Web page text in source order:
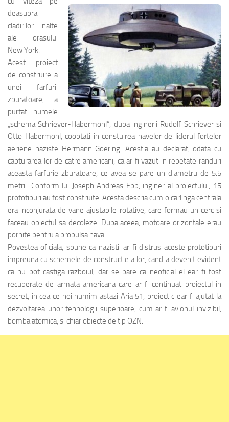
deasupra
cladirilor inalte
ale orasului
New York.
Acest proiect
de construire a
unei farfurii
zburatoare, a
purtat numele
„schema Schriever-Habermohl”, dupa inginerii Rudolf Schriever si
Otto Habermohl, cooptati in constuirea navelor de liderul fortelor
aeriene naziste Hermann Goering. Acestia au declarat, odata cu
capturarea lor de catre americani, ca ar fi vazut in repetate randuri
aceasta farfurie zburatoare, ce avea se pare un diametru de 5.5
metrii. Conform lui Joseph Andreas Epp, inginer al proiectului, 15
prototipuri au fost construite. Acesta descria cum o carlinga centrala
era inconjurata de vane ajustabile rotative, care formau un cerc si
faceau obiectul sa decoleze. Dupa aceea, motoare orizontale erau
pornite pentru a propulsa nava.
Povestea oficiala, spune ca nazistii ar fi distrus aceste prototipuri
impreuna cu schemele de constructie a lor, cand a devenit evident
ca nu pot castiga razboiul, dar se pare ca neoficial el ear fi fost
recuperate de armata americana care ar fi continuat proiectul in
secret, in cea ce noi numim astazi Aria 51, proiect c ear fi ajutat la
dezvoltarea unor tehnologii superioare, cum ar fi avionul invizibil,
bomba atomica, si chiar obiecte de tip OZN.